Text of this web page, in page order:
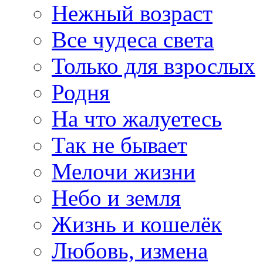
Нежный возраст
Все чудеса света
Только для взрослых
Родня
На что жалуетесь
Так не бывает
Мелочи жизни
Небо и земля
Жизнь и кошелёк
Любовь, измена